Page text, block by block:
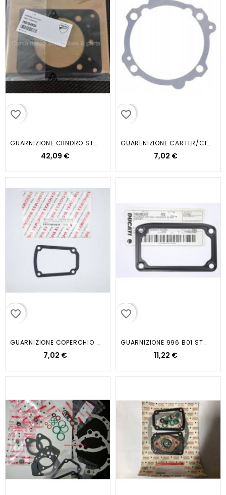
favorite_border
GUARNIZIONE CIINDRO ST4S S4 2003
42,09 €
favorite_border
GUARENIZIONE CARTER/CIL.SP0 60...
7,02 €
favorite_border
GUARNIZIONE COPERCHIO VALVOLE...
7,02 €
favorite_border
GUARNIZIONE 996 B01 ST4 748 B 2002
11,22 €